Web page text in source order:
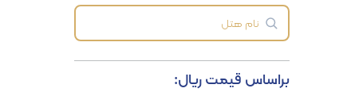
براساس قیمت ریال: